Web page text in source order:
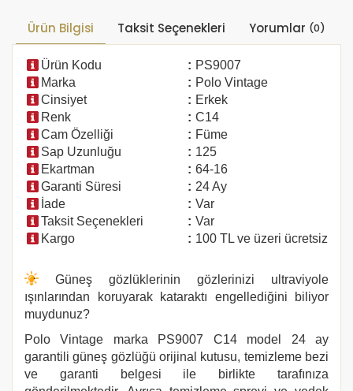
Ürün Bilgisi Taksit Seçenekleri Yorumlar (0)
Ürün Kodu : PS9007
Marka
: Polo Vintage
Cinsiyet
: Erkek
Renk
: C14
Cam Özelliği
: Füme
Sap Uzunluğu
: 125
Ekartman
: 64-16
Garanti Süresi
: 24 Ay
İade
: Var
Taksit Seçenekleri
: Var
Kargo
: 100 TL ve üzeri ücretsiz
Güneş gözlüklerinin gözlerinizi ultraviyole
ışınlarından koruyarak kataraktı engellediğini biliyor
muydunuz?
Polo Vintage marka PS9007 C14 model 24 ay
garantili güneş gözlüğü orijinal kutusu, temizleme bezi
ve garanti belgesi ile birlikte tarafınıza